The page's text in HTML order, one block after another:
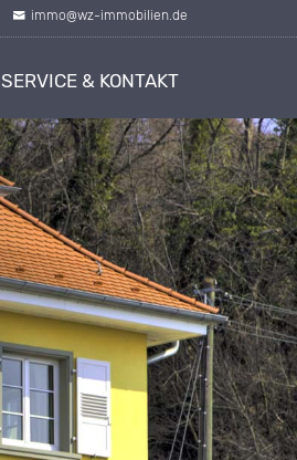
immo@wz-immobilien.de
SERVICE & KONTAKT